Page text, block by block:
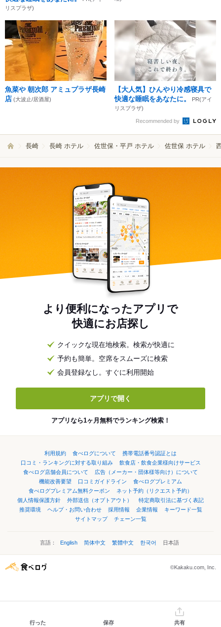
リスプラザ)
魚菜や 朝次郎 アミュプラザ長崎
店 (大波止/居酒屋)
【大人気】ひんやり冷感寝具で
快適な睡眠をあなたに。
PR(アイ
リスプラザ)
Recommended by
長崎 長崎 ホテル 佐世保・平戸 ホテル 佐世保 ホテル
より便利になったアプリで
快適にお店探し
クイックな現在地検索。検索が快適に
予約も簡単。空席をスムーズに検索
会員登録なし。すぐに利用開始
アプリで開く
アプリなら1ヶ月無料でランキング検索！
利用規約 食べログについて
携帯電話番号認証とは
口コミ・ランキングに対する取り組み
飲食店・飲食企業様向けサービス
食べログ店舗会員について
広告（メーカー・団体様等向け）について
機能改善要望
口コミガイドライン
食べログプレミアム
食べログプレミアム無料クーポン
ネット予約（リクエスト予約）
個人情報保護方針
外部送信（オプトアウト）
特定商取引法に基づく表記
推奨環境
ヘルプ・お問い合わせ 採用情報 企業情報
キーワード一覧
サイトマップ
チェーン一覧
言語： English 简体中文 繁體中文 한국어 日本語
©Kakaku.com, Inc.
行った 保存 共有